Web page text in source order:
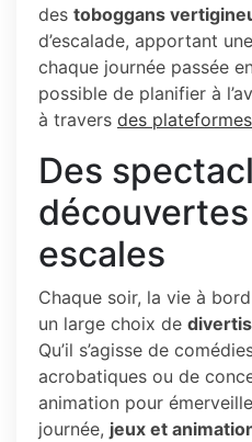
des toboggans
d’escalade, apportant
chaque journée passée
possible de planifier à
à travers des
Des
escales
Chaque soir, la vie à
un large choix de
Qu’il s’agisse de
acrobatiques ou de
animation pour
journée, jeux et